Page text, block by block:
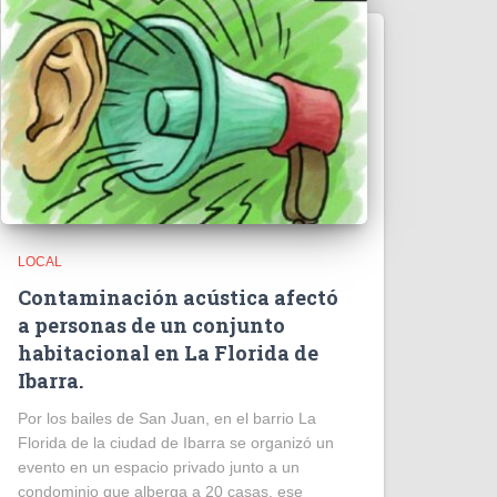
LOCAL
Contaminación acústica afectó
a personas de un conjunto
habitacional en La Florida de
Ibarra.
Por los bailes de San Juan, en el barrio La
Florida de la ciudad de Ibarra se organizó un
evento en un espacio privado junto a un
condominio que alberga a 20 casas, ese